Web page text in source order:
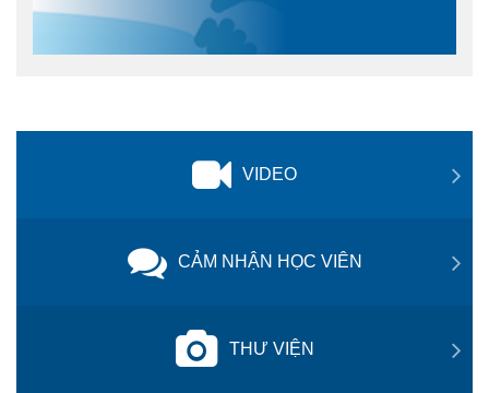
VIDEO
CẢM NHẬN HỌC VIÊN
THƯ VIỆN